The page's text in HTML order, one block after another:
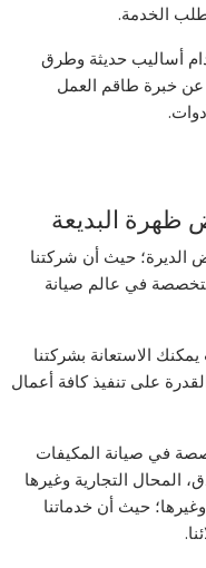
طلب الخدمة.
أساليب حديثة وطرق
عن خبرة طاقم العمل
ظهرة البديعة
الديرة؛ حيث أن شركتنا
في عالم صيانة
الاستعانة بشركتنا
على تنفيذ كافة أعمال
في صيانة المكيفات
المحال التجارية وغيرها
حيث أن خدماتنا